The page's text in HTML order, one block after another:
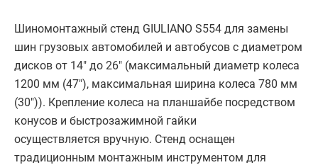
Шиномонтажный стенд GIULIANO S554 для замены
шин грузовых автомобилей и автобусов с диаметром
дисков от 14" до 26" (максимальный диаметр колеса
1200 мм (47"), максимальная ширина колеса 780 мм
(30")). Крепление колеса на планшайбе посредством
конусов и быстрозажимной гайки
осуществляется вручную. Стенд оснащен
традиционным монтажным инструментом для